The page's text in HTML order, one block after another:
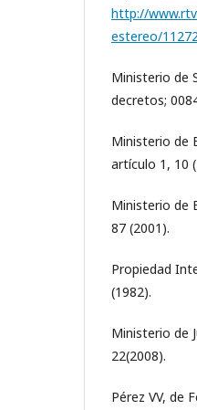
http://
estereo/
Ministerio de
decretos;
Ministerio de
artículo 1, 10
Ministerio de
87 (2001).
Propiedad
(1982).
Ministerio de
22(2008).
Pérez VV, de